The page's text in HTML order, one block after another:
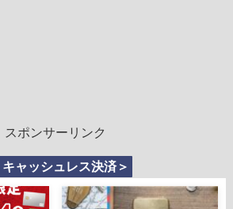
スポンサーリンク
ャッシュレス決済＞